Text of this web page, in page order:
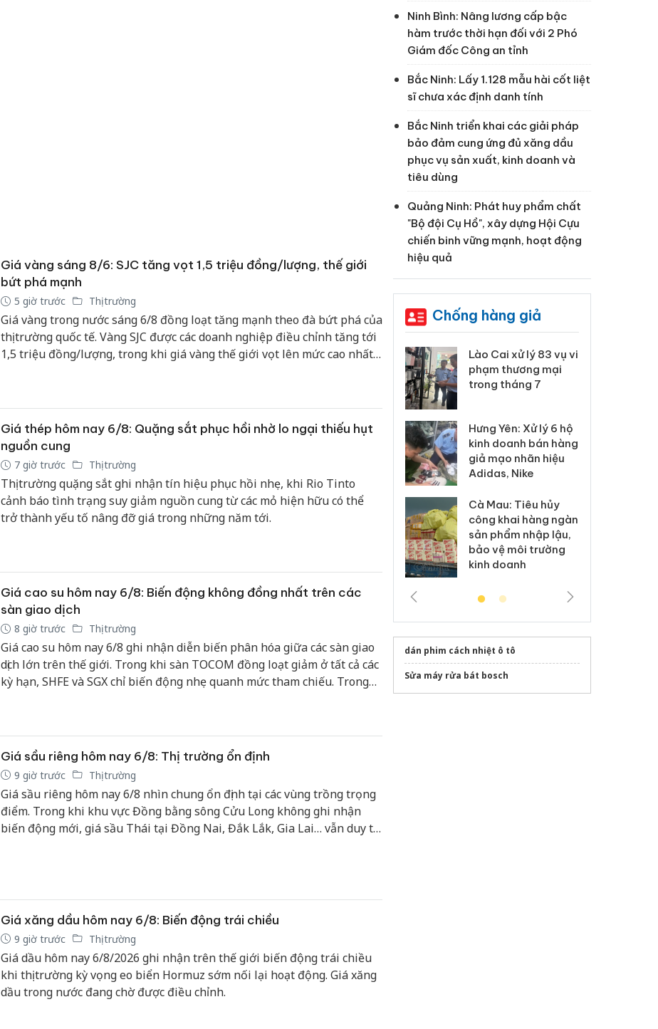
Giá vàng sáng 8/6: SJC tăng vọt 1,5 triệu đồng/lượng, thế giới
bứt phá mạnh
5 giờ trước Thị trường
Giá vàng trong nước sáng 6/8 đồng loạt tăng mạnh theo đà bứt phá của
thị trường quốc tế. Vàng SJC được các doanh nghiệp điều chỉnh tăng tới
1,5 triệu đồng/lượng, trong khi giá vàng thế giới vọt lên mức cao nhất
Giá thép hôm nay 6/8: Quặng sắt phục hồi nhờ lo ngại thiếu hụt
nguồn cung
7 giờ trước Thị trường
Thị trường quặng sắt ghi nhận tín hiệu phục hồi nhẹ, khi Rio Tinto
cảnh báo tình trạng suy giảm nguồn cung từ các mỏ hiện hữu có thể
trở thành yếu tố nâng đỡ giá trong những năm tới.
Giá cao su hôm nay 6/8: Biến động không đồng nhất trên các
sàn giao dịch
8 giờ trước Thị trường
Giá cao su hôm nay 6/8 ghi nhận diễn biến phân hóa giữa các sàn giao
dịch lớn trên thế giới. Trong khi sàn TOCOM đồng loạt giảm ở tất cả các
kỳ hạn, SHFE và SGX chỉ biến động nhẹ quanh mức tham chiếu. Trong
Giá sầu riêng hôm nay 6/8: Thị trường ổn định
9 giờ trước Thị trường
Giá sầu riêng hôm nay 6/8 nhìn chung ổn định tại các vùng trồng trọng
điểm. Trong khi khu vực Đồng bằng sông Cửu Long không ghi nhận
biến động mới, giá sầu Thái tại Đồng Nai, Đắk Lắk, Gia Lai… vẫn duy trì
Giá xăng dầu hôm nay 6/8: Biến động trái chiều
9 giờ trước Thị trường
Giá dầu hôm nay 6/8/2026 ghi nhận trên thế giới biến động trái chiều
khi thị trường kỳ vọng eo biển Hormuz sớm nối lại hoạt động. Giá xăng
dầu trong nước đang chờ được điều chỉnh.
Ninh Bình: Nâng lương cấp bậc
hàm trước thời hạn đối với 2 Phó
Giám đốc Công an tỉnh
Bắc Ninh: Lấy 1.128 mẫu hài cốt liệt
sĩ chưa xác định danh tính
Bắc Ninh triển khai các giải pháp
bảo đảm cung ứng đủ xăng dầu
phục vụ sản xuất, kinh doanh và
tiêu dùng
Quảng Ninh: Phát huy phẩm chất
"Bộ đội Cụ Hồ", xây dựng Hội Cựu
chiến binh vững mạnh, hoạt động
hiệu quả
Chống hàng giả
Công an Thanh Hóa
Thanh Hóa: Tìm bị
An Giang: Đối tượng
Lào Cai xử lý 83 vụ vi
phạm thương mại
trong tháng 7
Hưng Yên: Xử lý 6 hộ
kinh doanh bán hàng
giả mạo nhãn hiệu
Adidas, Nike
Cà Mau: Tiêu hủy
công khai hàng ngàn
sản phẩm nhập lậu,
bảo vệ môi trường
kinh doanh
dán phim cách nhiệt ô tô
Sửa máy rửa bát bosch